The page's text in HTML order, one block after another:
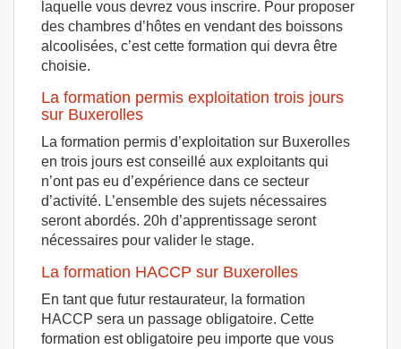
laquelle vous devrez vous inscrire. Pour proposer
des chambres d’hôtes en vendant des boissons
alcoolisées, c’est cette formation qui devra être
choisie.
La formation permis exploitation trois jours
sur Buxerolles
La formation permis d’exploitation sur Buxerolles
en trois jours est conseillé aux exploitants qui
n’ont pas eu d’expérience dans ce secteur
d’activité. L’ensemble des sujets nécessaires
seront abordés. 20h d’apprentissage seront
nécessaires pour valider le stage.
La formation HACCP sur Buxerolles
En tant que futur restaurateur, la formation
HACCP sera un passage obligatoire. Cette
formation est obligatoire peu importe que vous